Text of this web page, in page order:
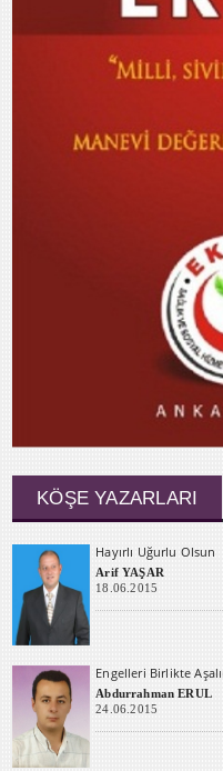
KÖŞE YAZARLARI
Hayırlı Uğurlu Olsun
Arif YAŞAR
18.06.2015
Engelleri Birlikte
Abdurrahman ERUL
24.06.2015